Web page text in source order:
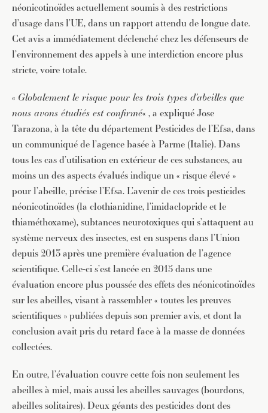
néonicotinoïdes actuellement soumis à des restrictions
d’usage dans l’UE, dans un rapport attendu de longue date.
Cet avis a immédiatement déclenché chez les défenseurs de
l’environnement des appels à une interdiction encore plus
stricte, voire totale.
« Globalement le risque pour les trois types d’abeilles que
nous avons étudiés est confirmé« , a expliqué Jose
Tarazona, à la tête du département Pesticides de l’Efsa, dans
un communiqué de l’agence basée à Parme (Italie). Dans
tous les cas d’utilisation en extérieur de ces substances, au
moins un des aspects évalués indique un « risque élevé »
pour l’abeille, précise l’Efsa. L’avenir de ces trois pesticides
néonicotinoïdes (la clothianidine, l’imidaclopride et le
thiaméthoxame), subtances neurotoxiques qui s’attaquent au
système nerveux des insectes, est en suspens dans l’Union
depuis 2013 après une première évaluation de l’agence
scientifique. Celle-ci s’est lancée en 2015 dans une
évaluation encore plus poussée des effets des néonicotinoïdes
sur les abeilles, visant à rassembler « toutes les preuves
scientifiques » publiées depuis son premier avis, et dont la
conclusion avait pris du retard face à la masse de données
collectées.
En outre, l’évaluation couvre cette fois non seulement les
abeilles à miel, mais aussi les abeilles sauvages (bourdons,
abeilles solitaires). Deux géants des pesticides dont des